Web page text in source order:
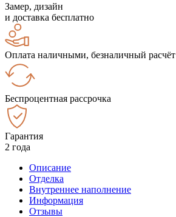
Замер, дизайн
и доставка бесплатно
Оплата наличными, безналичный расчёт
Беспроцентная рассрочка
Гарантия
2 года
Описание
Отделка
Внутреннее наполнение
Информация
Отзывы